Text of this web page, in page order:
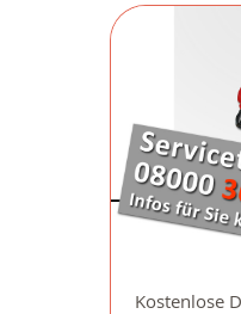
Kostenlose